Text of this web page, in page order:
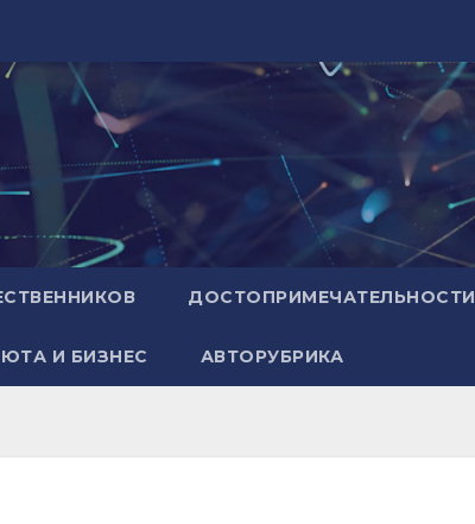
ДОСТОПРИМЕЧАТЕЛЬНОСТИ
И БИЗНЕС АВТОРУБРИКА